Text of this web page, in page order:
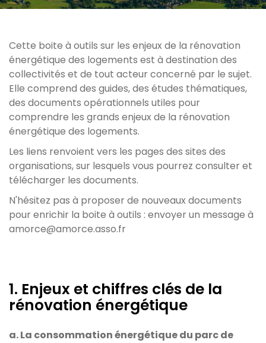
Cette boite à outils sur les enjeux de la rénovation
énergétique des logements est à destination des
collectivités et de tout acteur concerné par le sujet.
Elle comprend des guides, des études thématiques,
des documents opérationnels utiles pour
comprendre les grands enjeux de la rénovation
énergétique des logements.
Les liens renvoient vers les pages des sites des
organisations, sur lesquels vous pourrez consulter et
télécharger les documents.
N'hésitez pas à proposer de nouveaux documents
pour enrichir la boite à outils : envoyer un message à
amorce@amorce.asso.fr
1. Enjeux et chiffres clés de la
rénovation énergétique
a. La consommation énergétique du parc de